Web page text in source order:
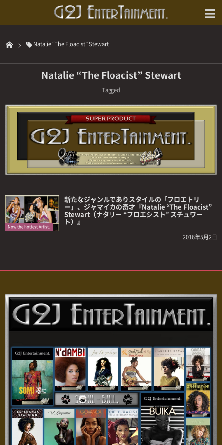
Natalie “The Floacist” Stewart
Natalie “The Floacist” Stewart
Tagged
Now the hottest Artist.
新たなジャンルでありスタイルの「フロエトリ
ー」、ジャマイカの奇才『Natalie “The Floacist”
Stewart（ナタリー “フロエシスト” スチュワー
ト）』
2016年5月2日